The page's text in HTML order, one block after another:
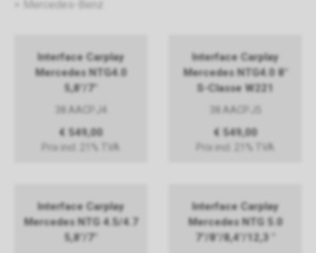
Mercedes-Benz
Interface Carplay
Mercedes NTG4.0
5,8"/7"
38.AACP.J4
€ 549,00
Prix incl. 21% TVA
Interface Carplay
Mercedes NTG4.0 8"
S-Classe W221
38.AACP.J5
€ 549,00
Prix incl. 21% TVA
Interface Carplay
Mercedes NTG 4.5/4.7
5,8"/7"
Interface Carplay
Mercedes NTG 5.0
7"/8"/8,4"/12,3 "